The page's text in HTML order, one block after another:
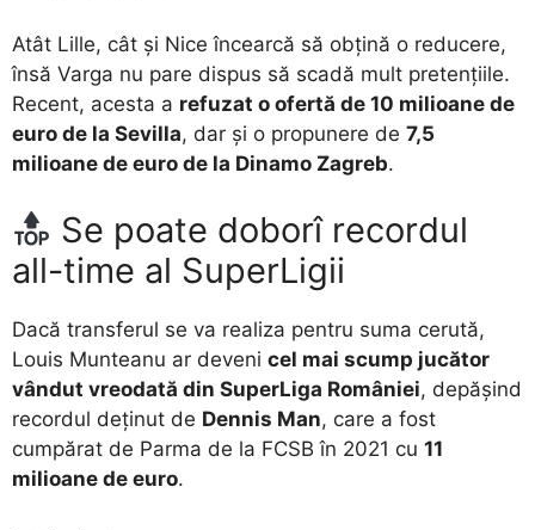
Atât Lille, cât și Nice încearcă să obțină o reducere,
însă Varga nu pare dispus să scadă mult pretențiile.
Recent, acesta a refuzat o ofertă de 10 milioane de
euro de la Sevilla, dar și o propunere de 7,5
milioane de euro de la Dinamo Zagreb.
Se poate doborî recordul
all-time al SuperLigii
Dacă transferul se va realiza pentru suma cerută,
Louis Munteanu ar deveni cel mai scump jucător
vândut vreodată din SuperLiga României, depășind
recordul deținut de Dennis Man, care a fost
cumpărat de Parma de la FCSB în 2021 cu 11
milioane de euro.